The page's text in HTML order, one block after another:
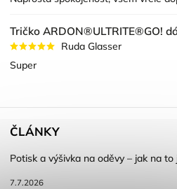
Tričko ARDON®ULTRITE®GO!
Ruda Glasser
Super
ČLÁNKY
Potisk a výšivka na oděvy – jak na
7.7.2026